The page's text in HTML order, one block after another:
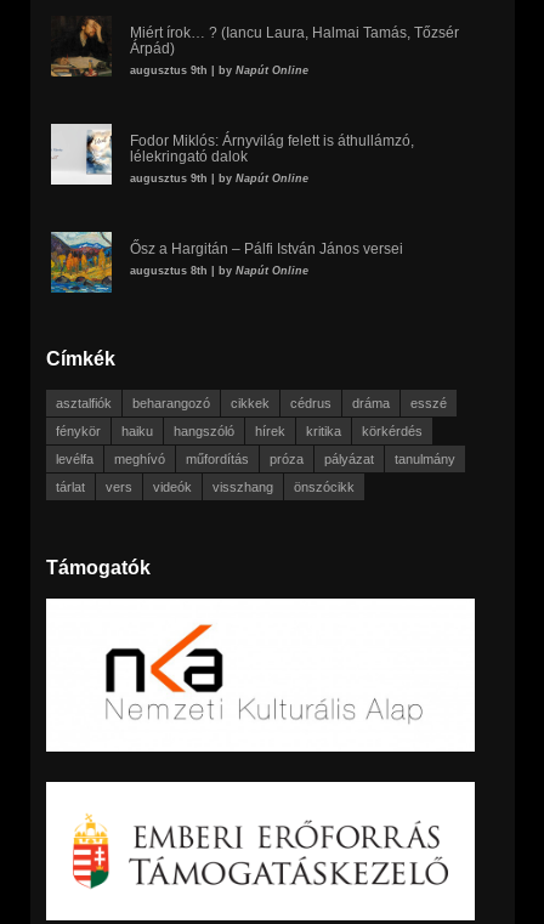
Miért írok… ? (Iancu Laura, Halmai Tamás, Tőzsér
Árpád)
augusztus 9th | by Napút Online
Fodor Miklós: Árnyvilág felett is áthullámzó,
lélekringató dalok
augusztus 9th | by Napút Online
Ősz a Hargitán – Pálfi István János versei
augusztus 8th | by Napút Online
Címkék
asztalfiók beharangozó cikkek cédrus dráma
esszé
fénykör
haiku hangszóló hírek kritika
körkérdés
levélfa
meghívó műfordítás próza pályázat
tanulmány
tárlat
vers videók visszhang önszócikk
Támogatók